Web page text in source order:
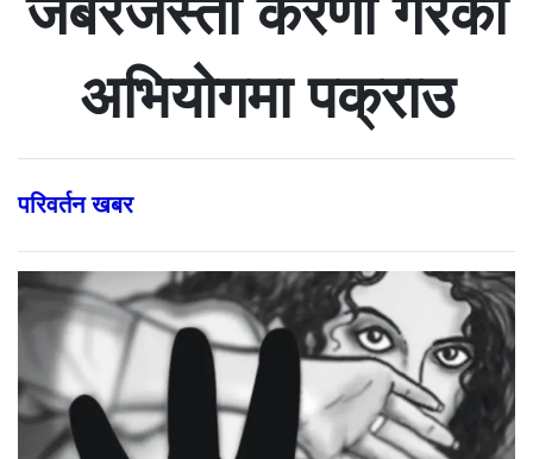
जबरजस्ती करणी गरेको
अभियोगमा पक्राउ
परिवर्तन खबर